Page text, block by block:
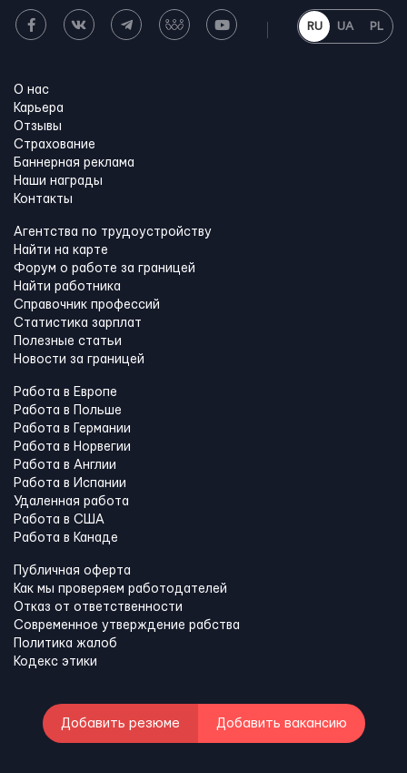
RU UA PL
О нас
Карьера
Отзывы
Страхование
Баннерная реклама
Наши награды
Контакты
Агентства по трудоустройству
Найти на карте
Форум о работе за границей
Найти работника
Справочник профессий
Статистика зарплат
Полезные статьи
Новости за границей
Работа в Европе
Работа в Польше
Работа в Германии
Работа в Норвегии
Работа в Англии
Работа в Испании
Удаленная работа
Работа в США
Работа в Канадe
Публичная оферта
Как мы проверяем работодателей
Отказ от ответственности
Современное утверждение рабства
Политика жалоб
Кодекс этики
Добавить резюме Добавить вакансию